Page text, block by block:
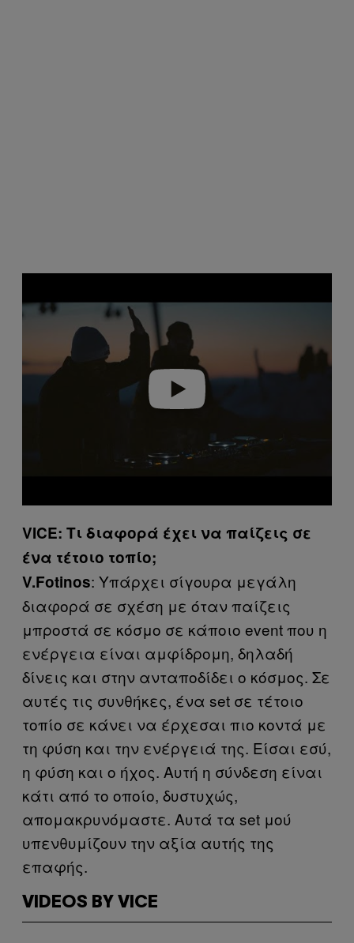
Play video
VICE: Τι διαφορά έχει να παίζεις σε
ένα τέτοιο τοπίο;
V.Fotinos: Υπάρχει σίγουρα μεγάλη
διαφορά σε σχέση με όταν παίζεις
μπροστά σε κόσμο σε κάποιο event που η
ενέργεια είναι αμφίδρομη, δηλαδή
δίνεις και στην ανταποδίδει ο κόσμος. Σε
αυτές τις συνθήκες, ένα set σε τέτοιο
τοπίο σε κάνει να έρχεσαι πιο κοντά με
τη φύση και την ενέργειά της. Είσαι εσύ,
η φύση και ο ήχος. Αυτή η σύνδεση είναι
κάτι από το οποίο, δυστυχώς,
απομακρυνόμαστε. Αυτά τα set μού
υπενθυμίζουν την αξία αυτής της
επαφής.
VIDEOS BY VICE